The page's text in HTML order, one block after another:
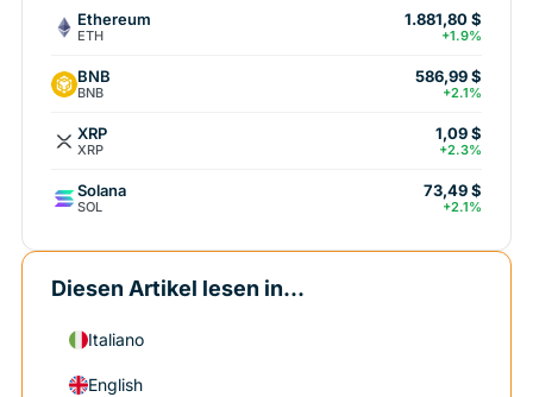
Ethereum
ETH
1.881,80 $
+1.9%
BNB
BNB
586,99 $
+2.1%
XRP
XRP
1,09 $
+2.3%
Solana
SOL
73,49 $
+2.1%
Diesen Artikel lesen in...
Italiano
English